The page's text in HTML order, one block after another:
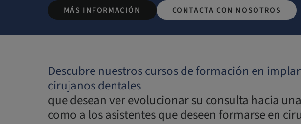
MÁS INFORMACIÓN CONTACTA CON NOSOTROS
Descubre nuestros cursos de formación en
cirujanos dentales
que desean ver evolucionar su consulta hacia
como a los asistentes que deseen formarse en